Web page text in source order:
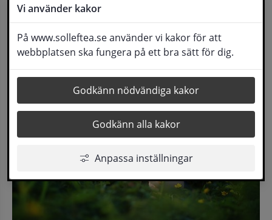
Vi använder kakor
På www.solleftea.se använder vi kakor för att
webbplatsen ska fungera på ett bra sätt för dig.
Godkänn nödvändiga kakor
Godkänn alla kakor
Anpassa inställningar
Särskilt stöd